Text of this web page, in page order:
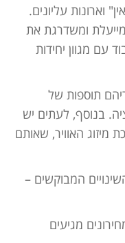
וארונות עליונים.
ומשדרגת את
עם מגוון יחידות
תוספות של
בנוסף, לעתים יש
מיזוג האוויר, שאותם
המבוקשים –
מגיעים